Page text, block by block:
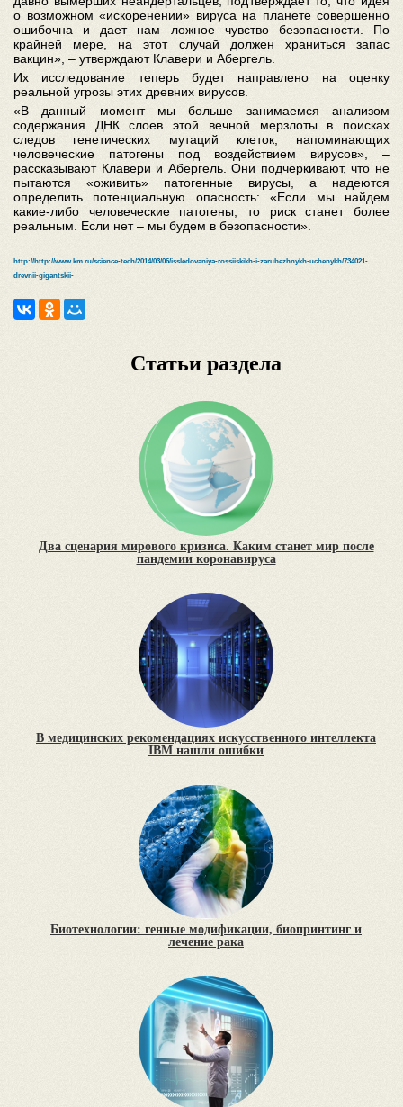
о возможном «искоренении» вируса на планете совершенно
ошибочна и дает нам ложное чувство безопасности. По
крайней мере, на этот случай должен храниться запас
вакцин», – утверждают Клавери и Абергель.
Их исследование теперь будет направлено на оценку
реальной угрозы этих древних вирусов.
«В данный момент мы больше занимаемся анализом
содержания ДНК слоев этой вечной мерзлоты в поисках
следов генетических мутаций клеток, напоминающих
человеческие патогены под воздействием вирусов», –
рассказывают Клавери и Абергель. Они подчеркивают, что не
пытаются «оживить» патогенные вирусы, а надеются
определить потенциальную опасность: «Если мы найдем
какие-либо человеческие патогены, то риск станет более
реальным. Если нет – мы будем в безопасности».
http://http://www.km.ru/science-tech/2014/03/06/issledovaniya-rossiiskikh-i-zarubezhnykh-uchenykh/734021-
drevnii-gigantskii-
Статьи раздела
Два сценария мирового кризиса. Каким станет мир после
пандемии коронавируса
В медицинских рекомендациях искусственного интеллекта
IBM нашли ошибки
Биотехнологии: генные модификации, биопринтинг и
лечение рака